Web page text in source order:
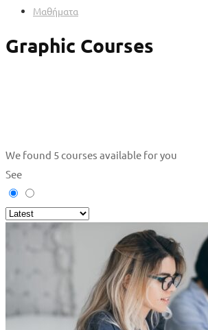
Μαθήματα
Graphic Courses
We found 5courses available for you
See